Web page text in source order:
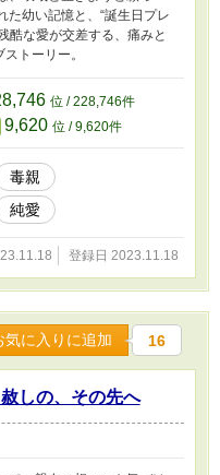
た幼い記憶と、“誕生日プレ
酷な愛が交差する、痛みと
トーリー。
位 / 228,746件
9,620 位 / 9,620件
毒親
純愛
登録日 2023.11.18
気に入りに追加 16
しの、その先へ